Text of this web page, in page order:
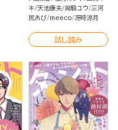
キ 天池康夫 尚騎ユウ 三河
尻あび meeco 冴時涼月
試し読み